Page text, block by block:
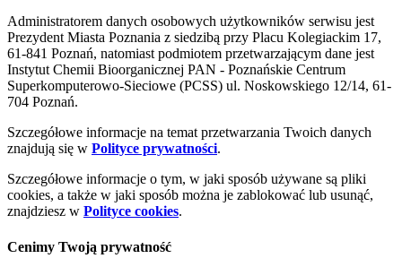
Administratorem danych osobowych użytkowników serwisu jest
Prezydent Miasta Poznania z siedzibą przy Placu Kolegiackim 17,
61-841 Poznań, natomiast podmiotem przetwarzającym dane jest
Instytut Chemii Bioorganicznej PAN - Poznańskie Centrum
Superkomputerowo-Sieciowe (PCSS) ul. Noskowskiego 12/14, 61-
704 Poznań.
Szczegółowe informacje na temat przetwarzania Twoich danych
znajdują się w Polityce prywatności.
Szczegółowe informacje o tym, w jaki sposób używane są pliki
cookies, a także w jaki sposób można je zablokować lub usunąć,
znajdziesz w Polityce cookies.
Cenimy Twoją prywatność